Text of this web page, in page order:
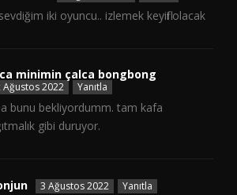
iki oyuncu.. izlemek keyifli olacak
minimin çalca bongbong
Ağustos 2022 Yanıtla
bunu bekliyordumm. tam kafa
gibi duruyor.
3 Ağustos 2022 Yanıtla